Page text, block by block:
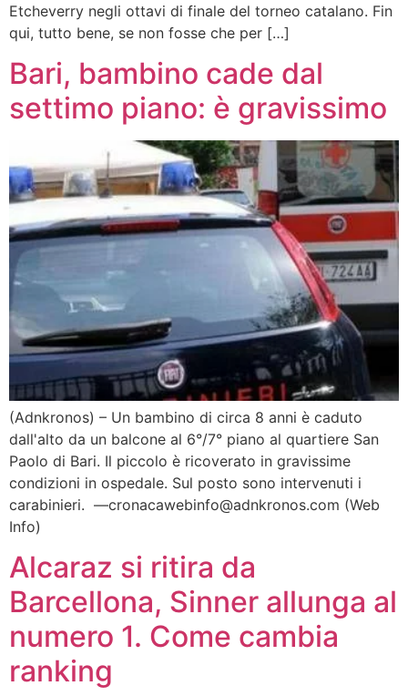
Etcheverry negli ottavi di finale del torneo catalano. Fin
qui, tutto bene, se non fosse che per […]
Bari, bambino cade dal
settimo piano: è gravissimo
(Adnkronos) – Un bambino di circa 8 anni è caduto
dall'alto da un balcone al 6°/7° piano al quartiere San
Paolo di Bari. Il piccolo è ricoverato in gravissime
condizioni in ospedale. Sul posto sono intervenuti i
carabinieri. —cronacawebinfo@adnkronos.com (Web
Info)
Alcaraz si ritira da
Barcellona, Sinner allunga al
numero 1. Come cambia
ranking